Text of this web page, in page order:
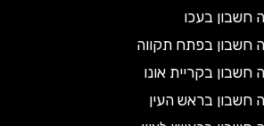
בעכו
בפתח תקווה
בקריית אונו
בראש העין